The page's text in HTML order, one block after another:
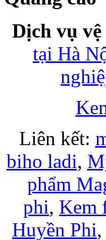
Dịch vụ
tại Hà
Liên kết:
biho ladi,
phẩm
phi, Kem
Huyền Phi,